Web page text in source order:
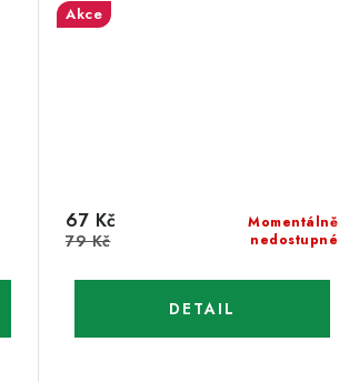
Akce
Momentálně
nedostupné
67 Kč
79 Kč